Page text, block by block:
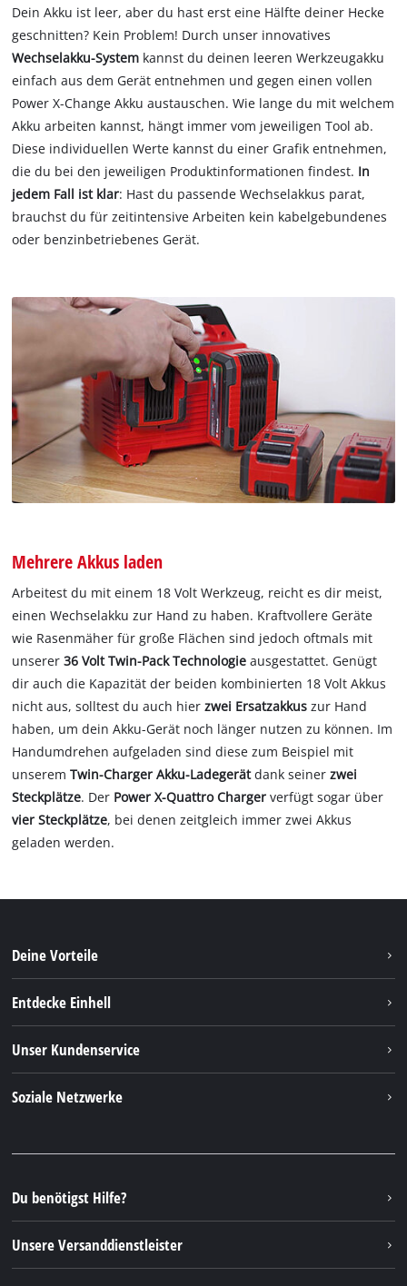
Dein Akku ist leer, aber du hast erst eine Hälfte deiner Hecke
geschnitten? Kein Problem! Durch unser innovatives
Wechselakku-System kannst du deinen leeren Werkzeugakku
einfach aus dem Gerät entnehmen und gegen einen vollen
Power X-Change Akku austauschen. Wie lange du mit welchem
Akku arbeiten kannst, hängt immer vom jeweiligen Tool ab.
Diese individuellen Werte kannst du einer Grafik entnehmen,
die du bei den jeweiligen Produktinformationen findest. In
jedem Fall ist klar: Hast du passende Wechselakkus parat,
brauchst du für zeitintensive Arbeiten kein kabelgebundenes
oder benzinbetriebenes Gerät.
Mehrere Akkus laden
Arbeitest du mit einem 18 Volt Werkzeug, reicht es dir meist,
einen Wechselakku zur Hand zu haben. Kraftvollere Geräte
wie Rasenmäher für große Flächen sind jedoch oftmals mit
unserer36 Volt Twin-Pack Technologie ausgestattet. Genügt
dir auch die Kapazität der beiden kombinierten 18 Volt Akkus
nicht aus, solltest du auch hierzwei Ersatzakkus zur Hand
haben, um dein Akku-Gerät noch länger nutzen zu können. Im
Handumdrehen aufgeladen sind diese zum Beispiel mit
unseremTwin-Charger Akku-Ladegerätdank seinerzwei
Steckplätze. Der Power X-Quattro Charger verfügt sogar über
vier Steckplätze, bei denen zeitgleich immer zwei Akkus
geladen werden.
Deine Vorteile
Entdecke Einhell
Einhell Germany AG
Unser Kundenservice
Soziale Netzwerke
Instagram
TikTok
Pinterest
Du benötigst Hilfe?
Unsere Versanddienstleister